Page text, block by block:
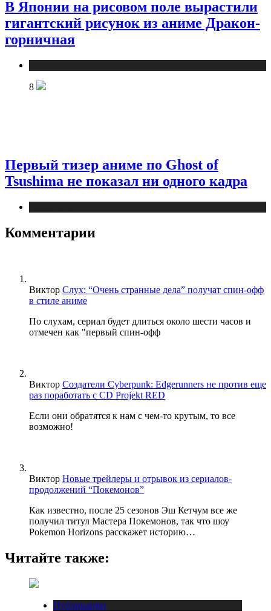
В Японии на рисовом поле вырастили
гигантский рисунок из аниме Дракон-
горничная
8
Первый тизер аниме по Ghost of
Tsushima не показал ни одного кадра
Комментарии
Виктор Слух: “Очень странные дела” получат спин-офф
в стиле аниме
По слухам, сериал будет длиться около шести часов и
отмечен как "первый спин-офф
Виктор Создатели Cyberpunk: Edgerunners не против еще
раз поработать с CD Projekt RED
Если они обратятся к нам с чем-то крутым, то все
возможно!
Виктор Новые трейлеры и отрывок из сериалов-
продолжений “Покемонов”
Как известно, после 25 сезонов Эш Кетчум все же
получил титул Мастера Покемонов, так что шоу
Pokemon Horizons расскажет историю…
Читайте также:
Публикации